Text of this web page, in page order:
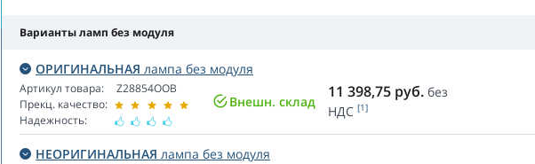
Варианты ламп без модуля
ОРИГИНАЛЬНАЯ лампа без модуля
Артикул товара:
Прекц. качество:
Надежность:
Z28854OOB
Внешн. склад
11 398,75 руб. без
НДС [1]
НЕОРИГИНАЛЬНАЯ лампа без модуля